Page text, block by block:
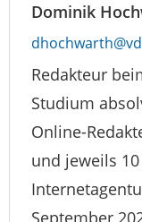
Dominik
Redakteur
Studium
Online-
und jeweils